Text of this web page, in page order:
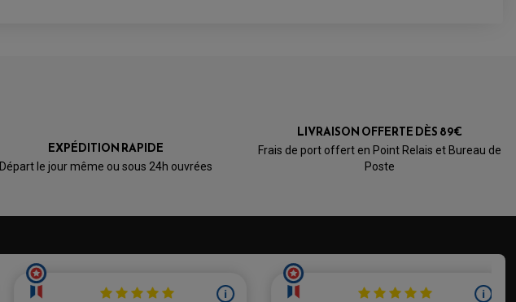
EXPÉDITION RAPIDE
Départ le jour même ou sous 24h ouvrées
LIVRAISON OFFERTE DÈS 89€
Frais de port offert en Point Relais et Bureau de
Poste